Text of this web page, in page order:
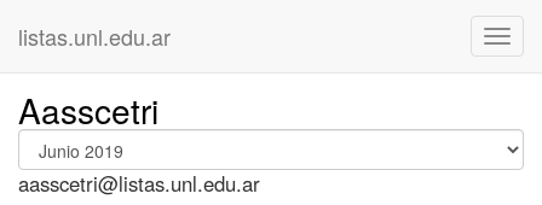
listas.unl.edu.ar
Aasscetri
aasscetri@listas.unl.edu.ar